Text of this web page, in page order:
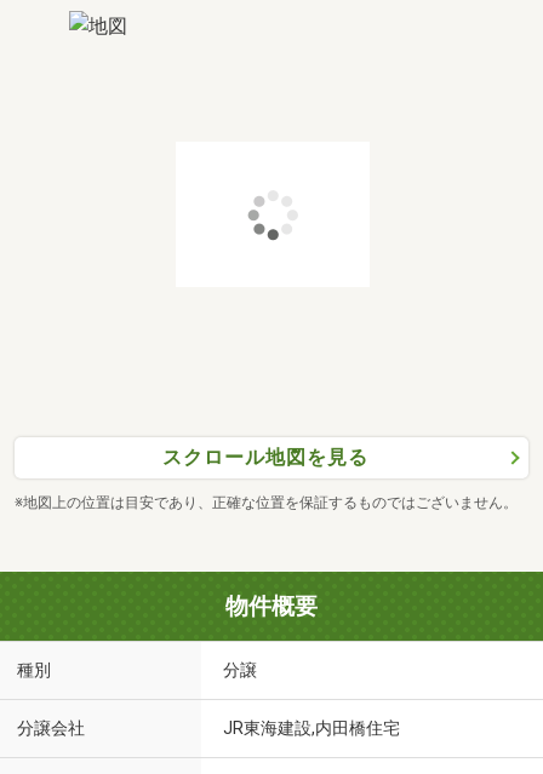
スクロール地図を見る
※地図上の位置は目安であり、正確な位置を保証するものではございません。
物件概要
種別 分譲
分譲会社 JR東海建設,内田橋住宅